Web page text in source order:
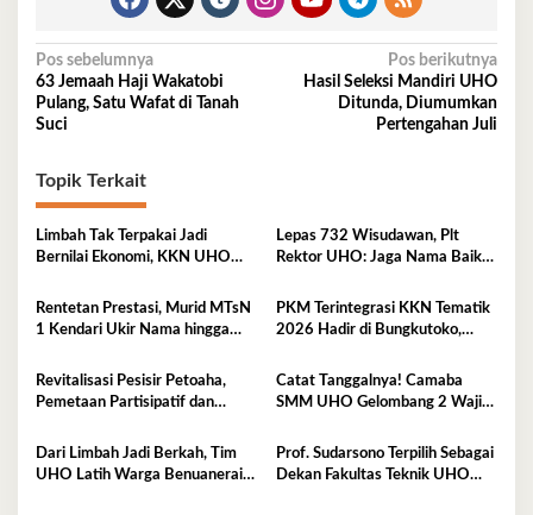
Navigasi
pos
Pos sebelumnya
63 Jemaah Haji Wakatobi
Pulang, Satu Wafat di Tanah
Suci
Pos berikutnya
Hasil Seleksi Mandiri UHO
Ditunda, Diumumkan
Pertengahan Juli
Topik Terkait
Limbah Tak Terpakai Jadi
Bernilai Ekonomi, KKN UHO
Briket
Lepas 732 Wisudawan, Plt
Rektor UHO: Jaga Nama Baik
Rentetan Prestasi, Murid MTsN
1 Kendari Ukir Nama hingga
PKM Terintegrasi KKN Tematik
2026 Hadir di Bungkutoko,
Tradisional Pesisir
Revitalisasi Pesisir Petoaha,
Pemetaan Partisipatif dan
Catat Tanggalnya! Camaba
SMM UHO Gelombang 2 Wajib
Dari Limbah Jadi Berkah, Tim
UHO Latih Warga Benuanerai
Prof. Sudarsono Terpilih Sebagai
Dekan Fakultas Teknik UHO